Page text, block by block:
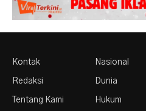
Kontak
Redaksi
Tentang Kami
Nasional
Dunia
Hukum